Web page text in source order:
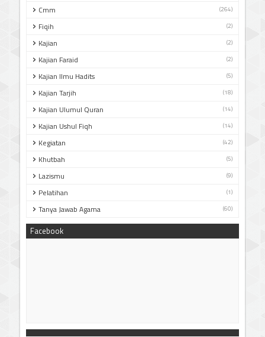
Cmm (264)
Fiqih (2)
Kajian (2)
Kajian Faraid (2)
Kajian Ilmu Hadits (5)
Kajian Tarjih (18)
Kajian Ulumul Quran (14)
Kajian Ushul Fiqh (14)
Kegiatan (42)
Khutbah (5)
Lazismu (9)
Pelatihan (1)
Tanya Jawab Agama (60)
Facebook